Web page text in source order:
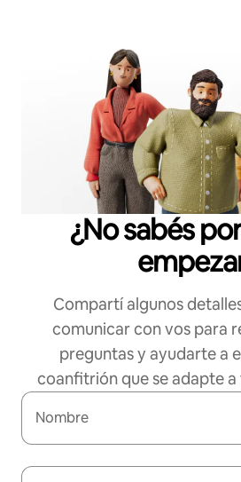
¿No sabés
Compartí algunos
comunicar con vos para
preguntas y ayudarte a
coanfitrión que se adapte a
Nombre